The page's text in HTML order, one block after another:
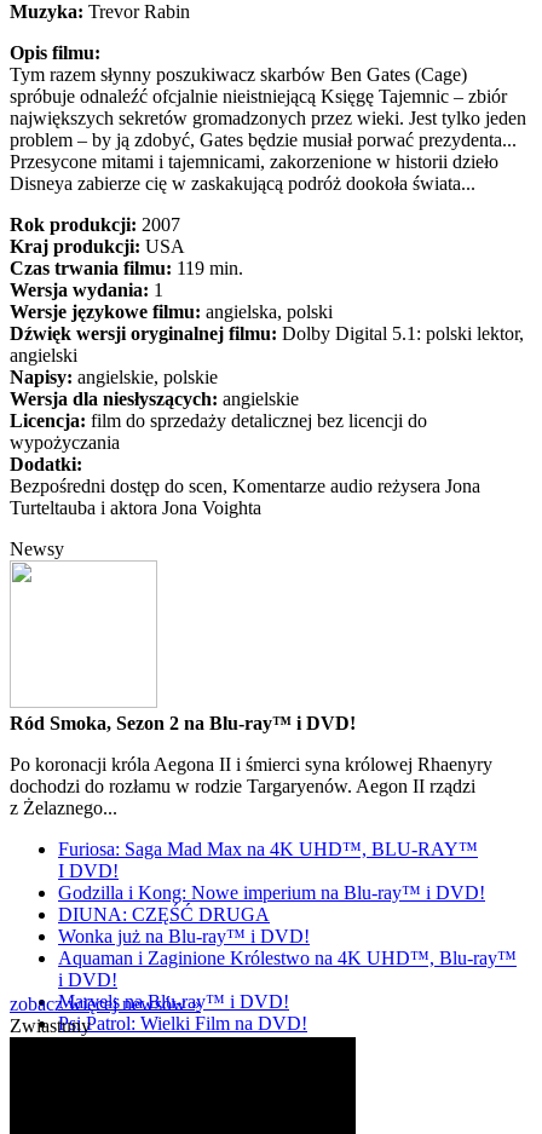
Muzyka: Trevor Rabin
Opis filmu:
Tym razem słynny poszukiwacz skarbów Ben Gates (Cage)
spróbuje odnaleźć ofcjalnie nieistniejącą Księgę Tajemnic – zbiór
największych sekretów gromadzonych przez wieki. Jest tylko jeden
problem – by ją zdobyć, Gates będzie musiał porwać prezydenta...
Przesycone mitami i tajemnicami, zakorzenione w historii dzieło
Disneya zabierze cię w zaskakującą podróż dookoła świata...
Rok produkcji: 2007
Kraj produkcji: USA
Czas trwania filmu: 119 min.
Wersja wydania: 1
Wersje językowe filmu: angielska, polski
Dźwięk wersji oryginalnej filmu: Dolby Digital 5.1: polski lektor,
angielski
Napisy: angielskie, polskie
Wersja dla niesłyszących: angielskie
Licencja: film do sprzedaży detalicznej bez licencji do
wypożyczania
Dodatki:
Bezpośredni dostęp do scen, Komentarze audio reżysera Jona
Turteltauba i aktora Jona Voighta
Newsy
Ród Smoka, Sezon 2 na Blu-ray™ i DVD!
Po koronacji króla Aegona II i śmierci syna królowej Rhaenyry
dochodzi do rozłamu w rodzie Targaryenów. Aegon II rządzi
z Żelaznego...
Furiosa: Saga Mad Max na 4K UHD™, BLU-RAY™
I DVD!
Godzilla i Kong: Nowe imperium na Blu-ray™ i DVD!
DIUNA: CZĘŚĆ DRUGA
Wonka już na Blu-ray™ i DVD!
Aquaman i Zaginione Królestwo na 4K UHD™, Blu-ray™
i DVD!
Marvels na Blu-ray™ i DVD!
Psi Patrol: Wielki Film na DVD!
zobacz więcej newsów »
Zwiastuny